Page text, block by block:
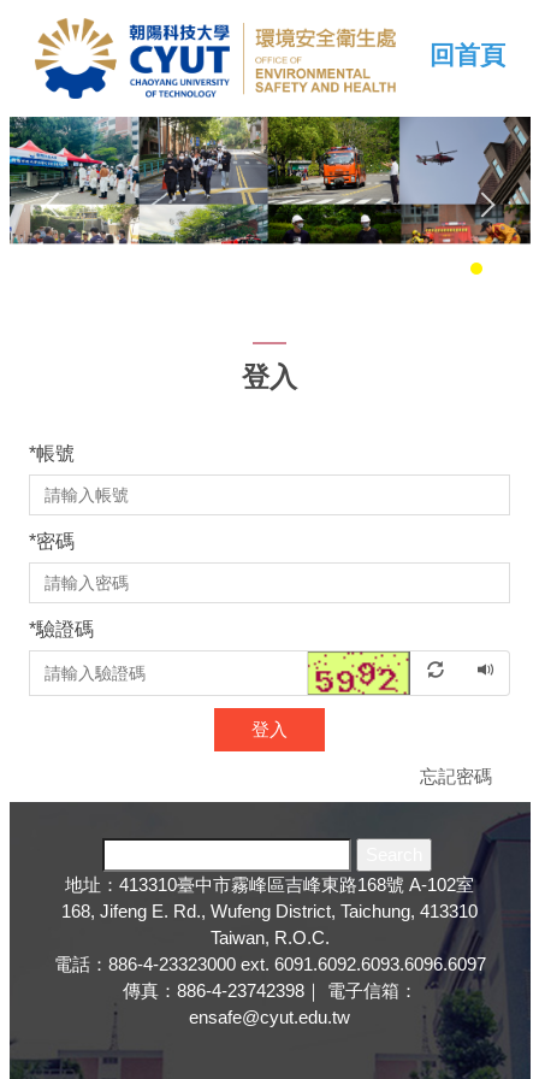
回首頁
登入
*帳號
*密碼
*驗證碼
登入
忘記密碼
地址：413310臺中市霧峰區吉峰東路168號 A-102室
168, Jifeng E. Rd., Wufeng District, Taichung, 413310
Taiwan, R.O.C.
電話：886-4-23323000 ext. 6091.6092.6093.6096.6097
傳真：886-4-23742398｜ 電子信箱：
ensafe@cyut.edu.tw